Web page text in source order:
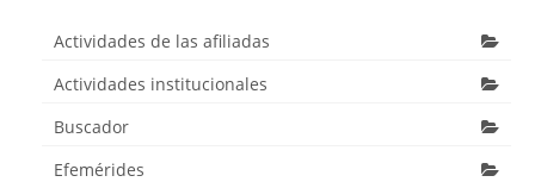
Actividades de las afiliadas
Actividades institucionales
Buscador
Efemérides